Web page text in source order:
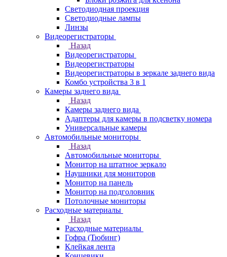
Светодиодная проекция
Светодиодные лампы
Линзы
Видеорегистраторы
Назад
Видеорегистраторы
Видеорегистраторы
Видеорегистраторы в зеркале заднего вида
Комбо устройства 3 в 1
Камеры заднего вида
Назад
Камеры заднего вида
Адаптеры для камеры в подсветку номера
Универсальные камеры
Автомобильные мониторы
Назад
Автомобильные мониторы
Монитор на штатное зеркало
Наушники для мониторов
Монитор на панель
Монитор на подголовник
Потолочные мониторы
Расходные материалы
Назад
Расходные материалы
Гофра (Тюбинг)
Клейкая лента